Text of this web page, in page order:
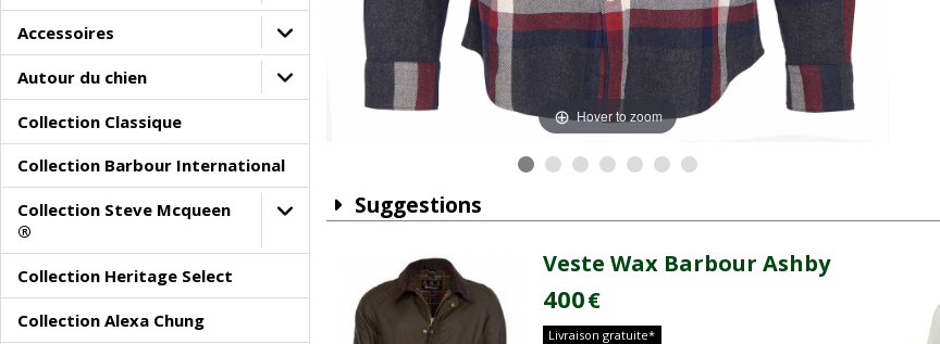
Accessoires
Autour du chien
Collection Classique
Collection Barbour International
Collection Steve Mcqueen
®
Collection Heritage Select
Collection Alexa Chung
Hover to zoom
Suggestions
Veste Wax Barbour Ashby
400€
Livraison gratuite*